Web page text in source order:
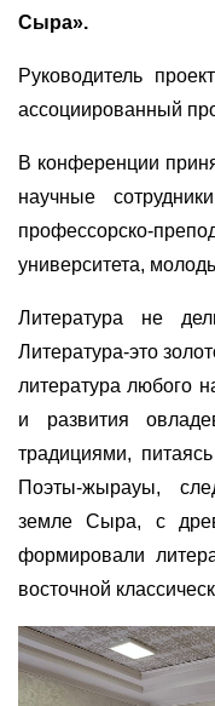
Сыра».
Руководитель
ассоциированный
В конференции
научные
профессорско-
университета,
Литература не
Литература-это
литература любого
и развития
традициями,
Поэты-жырауы,
земле Сыра, с
формировали
восточной